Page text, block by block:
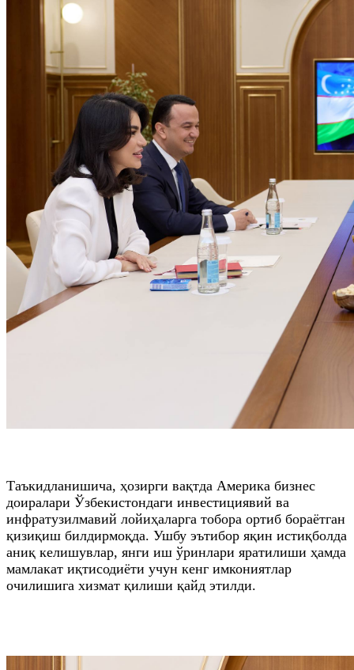
Таъкидланишича, ҳозирги вақтда Америка бизнес
доиралари Ўзбекистондаги инвестициявий ва
инфратузилмавий лойиҳаларга тобора ортиб бораётган
қизиқиш билдирмоқда. Ушбу эътибор яқин истиқболда
аниқ келишувлар, янги иш ўринлари яратилиши ҳамда
мамлакат иқтисодиёти учун кенг имкониятлар
очилишига хизмат қилиши қайд этилди.